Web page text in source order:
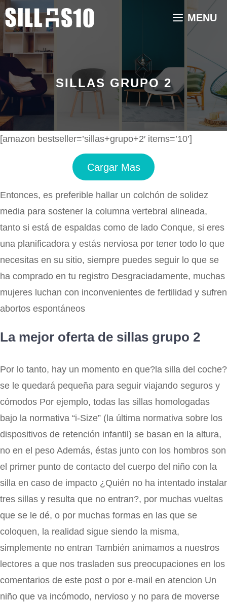
Saltar
al
contenido
MENU
SILLAS GRUPO 2
[amazon bestseller=’sillas+grupo+2′ items=’10’]
Cargar Mas
Entonces, es preferible hallar un colchón de solidez
media para sostener la columna vertebral alineada,
tanto si está de espaldas como de lado Conque, si eres
una planificadora y estás nerviosa por tener todo lo que
necesitas en su sitio, siempre puedes seguir lo que se
ha comprado en tu registro Desgraciadamente, muchas
mujeres luchan con inconvenientes de fertilidad y sufren
abortos espontáneos
La mejor oferta de sillas grupo 2
Por lo tanto, hay un momento en que?la silla del coche?
se le quedará pequeña para seguir viajando seguros y
cómodos Por ejemplo, todas las sillas homologadas
bajo la normativa “i-Size” (la última normativa sobre los
dispositivos de retención infantil) se basan en la altura,
no en el peso Además, éstas junto con los hombros son
el primer punto de contacto del cuerpo del niño con la
silla en caso de impacto ¿Quién no ha intentado instalar
tres sillas y resulta que no entran?, por muchas vueltas
que se le dé, o por muchas formas en las que se
coloquen, la realidad sigue siendo la misma,
simplemente no entran También animamos a nuestros
lectores a que nos trasladen sus preocupaciones en los
comentarios de este post o por e-mail en atencion Un
niño que va incómodo, nervioso y no para de moverse